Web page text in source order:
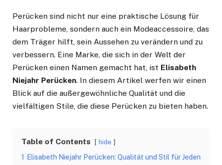
Perücken sind nicht nur eine praktische Lösung für
Haarprobleme, sondern auch ein Modeaccessoire, das
dem Träger hilft, sein Aussehen zu verändern und zu
verbessern. Eine Marke, die sich in der Welt der
Perücken einen Namen gemacht hat, ist Elisabeth
Niejahr Perücken. In diesem Artikel werfen wir einen
Blick auf die außergewöhnliche Qualität und die
vielfältigen Stile, die diese Perücken zu bieten haben.
Table of Contents hide
1
Elisabeth Niejahr Perücken: Qualität und Stil für Jeden